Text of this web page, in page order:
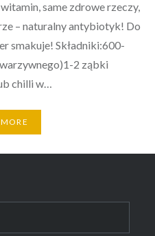
same zdrowe rzeczy,
– naturalny antybiotyk! Do
smakuje! Składniki:600-
2 ząbki
chilli w…